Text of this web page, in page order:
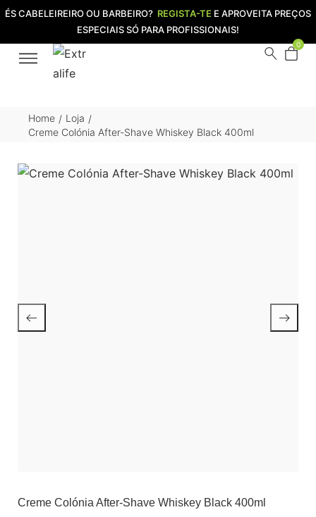
ÉS CABELEIREIRO OU BARBEIRO? REGISTA-TE E APROVEITA PREÇOS
ESPECIAIS SÓ PARA PROFISSIONAIS!
0
Home / Loja /
Creme Colónia After-Shave Whiskey Black 400ml
Creme Colónia After-Shave Whiskey Black 400ml